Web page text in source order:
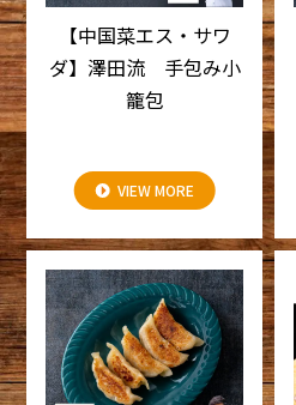
【中国菜エス・サワ
ダ】澤田流 手包み小
籠包
VIEW MORE